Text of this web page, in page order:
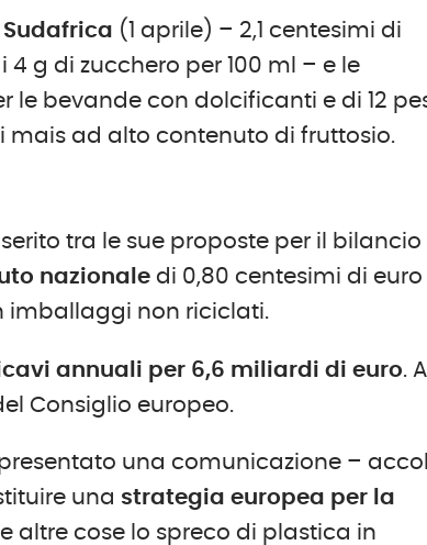
Sudafrica (1 aprile) – 2,1 centesimi di
g di zucchero per 100 ml – e le
le bevande con dolcificanti e di 12
mais ad alto contenuto di fruttosio.
tra le sue proposte per il bilancio
nazionale di 0,80 centesimi di euro
imballaggi non riciclati.
annuali per 6,6 miliardi di euro. Al
Consiglio europeo.
una comunicazione –
una strategia europea per la
altre cose lo spreco di plastica in